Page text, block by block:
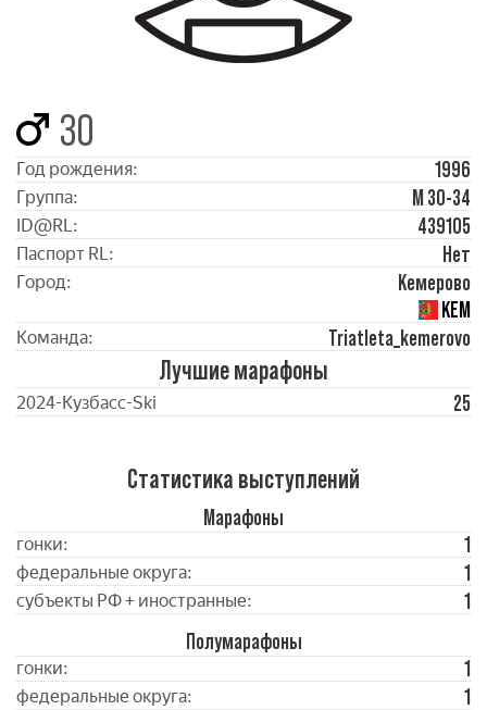
30
Год рождения: 1996
Группа: М 30-34
ID@RL: 439105
Паспорт RL: Нет
Город:
Кемерово
КЕМ
Команда: Triatleta_kemerovo
Лучшие марафоны
2024-Кузбасc-Ski 25
Статистика выступлений
Марафоны
гонки: 1
федеральные округа: 1
субъекты РФ + иностранные:
1
Полумарафоны
гонки: 1
федеральные округа: 1